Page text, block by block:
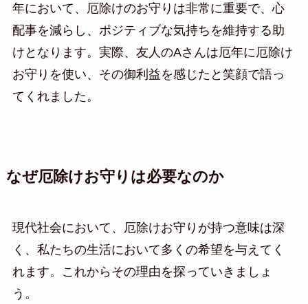
年において、厄除けのお守りは非常に重要で、心
配事を減らし、ポジティブな気持ちを維持する助
けとなります。実際、友人のAさんは厄年に厄除け
お守りを使い、その御利益を感じたと笑顔で語っ
てくれました。
なぜ厄除けお守りは必要なのか
現代社会において、厄除けお守りが持つ意味は深
く、私たちの生活において多くの希望を与えてく
れます。これからその理由を探っていきましょ
う。